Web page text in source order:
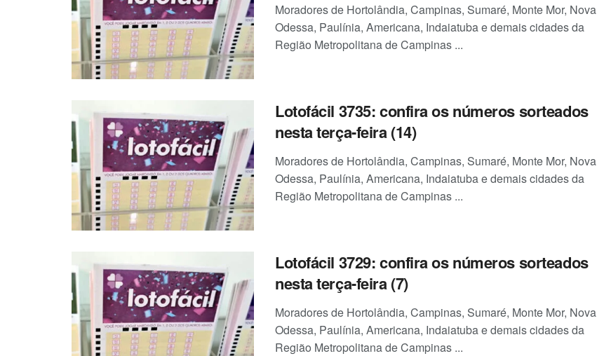
Moradores de Hortolândia, Campinas, Sumaré, Monte Mor, Nova
Odessa, Paulínia, Americana, Indaiatuba e demais cidades da
Região Metropolitana de Campinas ...
Lotofácil 3735: confira os números sorteados
nesta terça-feira (14)
Moradores de Hortolândia, Campinas, Sumaré, Monte Mor, Nova
Odessa, Paulínia, Americana, Indaiatuba e demais cidades da
Região Metropolitana de Campinas ...
Lotofácil 3729: confira os números sorteados
nesta terça-feira (7)
Moradores de Hortolândia, Campinas, Sumaré, Monte Mor, Nova
Odessa, Paulínia, Americana, Indaiatuba e demais cidades da
Região Metropolitana de Campinas ...